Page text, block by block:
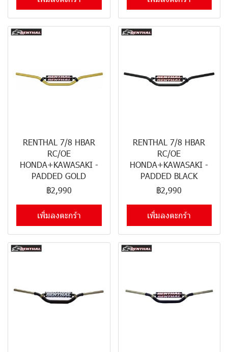
RENTHAL 7/8 HBAR
RC/OE
HONDA+KAWASAKI -
PADDED GOLD
฿2,990
เพิ่มลงตะกร้า
RENTHAL 7/8 HBAR
RC/OE
HONDA+KAWASAKI -
PADDED BLACK
฿2,990
เพิ่มลงตะกร้า